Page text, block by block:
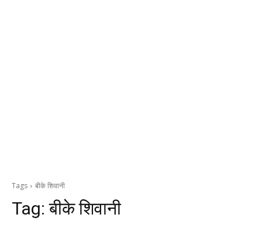
Tags बीके शिवानी
Tag:बीके शिवानी